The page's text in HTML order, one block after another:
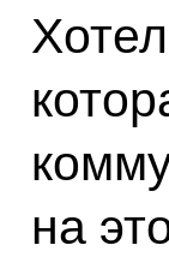
на